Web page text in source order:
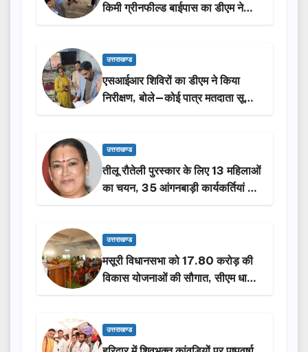
किमी ग्रीनफील्ड बाईपास का डीएम ने
किया निरीक्षण…
उत्तराखण्ड
एसआईआर शिविरों का डीएम ने किया
निरीक्षण, बोले—कोई पात्र मतदाता सूची
से न छूटे…
उत्तराखण्ड
तीलू रौतेली पुरस्कार के लिए 13 महिलाओं
का चयन, 35 आंगनबाड़ी कार्यकर्तियां भी
होंगी सम्मानित…
उत्तराखण्ड
मसूरी विधानसभा को 17.80 करोड़ की
विकास योजनाओं की सौगात, सीएम धामी
ने किया लोकार्पण-शिलान्यास.
उत्तराखण्ड